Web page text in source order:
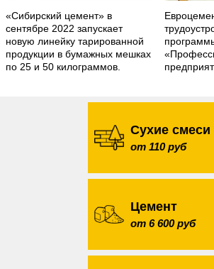
«Сибирский цемент» в
сентябре 2022 запускает
новую линейку тарированной
продукции в бумажных мешках
по 25 и 50 килограммов.
Сухие смеси
от 110 руб
Цемент
от 6 600 руб